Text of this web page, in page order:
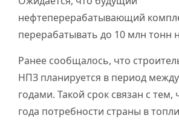
нефтеперерабатывающий
перерабатывать до 10 млн тонн
Ранее сообщалось, что
НПЗ планируется в период
годами. Такой срок связан с тем,
года потребности страны в